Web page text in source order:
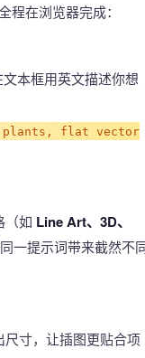
程在浏览器完成：
本框用英文描述你想
plants, flat vector
（如 Line Art、3D、
一提示词带来截然不
寸，让插图更贴合项